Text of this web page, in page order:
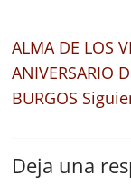
ALMA DE LOS
ANIVERSARIO
BURGOS
Deja una